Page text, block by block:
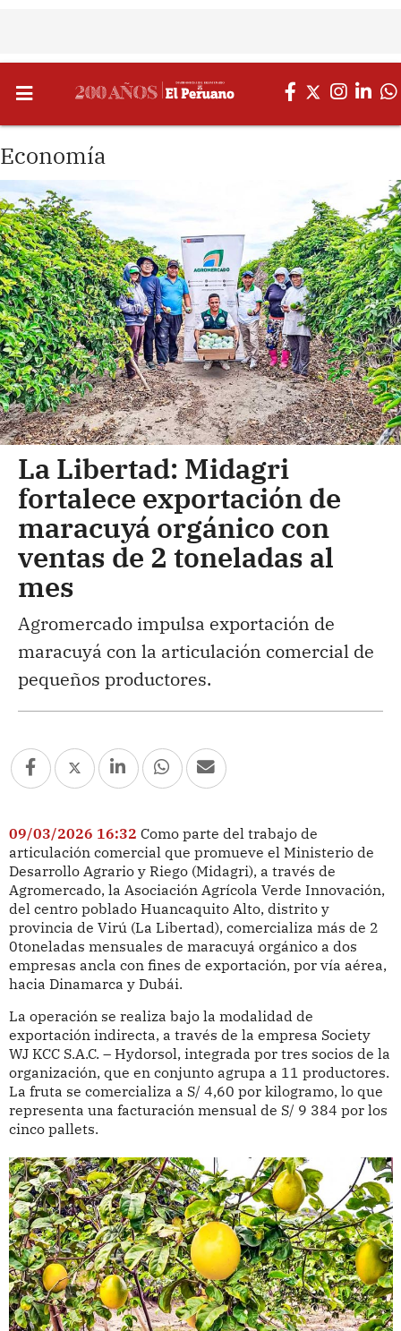
Economía
La Libertad: Midagri
fortalece exportación de
maracuyá orgánico con
ventas de 2 toneladas al
mes
Agromercado impulsa exportación de
maracuyá con la articulación comercial de
pequeños productores.
09/03/2026 16:32 Como parte del trabajo de
articulación comercial que promueve el Ministerio de
Desarrollo Agrario y Riego (Midagri), a través de
Agromercado, la Asociación Agrícola Verde Innovación,
del centro poblado Huancaquito Alto, distrito y
provincia de Virú (La Libertad), comercializa más de 2
0toneladas mensuales de maracuyá orgánico a dos
empresas ancla con fines de exportación, por vía aérea,
hacia Dinamarca y Dubái.
La operación se realiza bajo la modalidad de
exportación indirecta, a través de la empresa Society
WJ KCC S.A.C. – Hydorsol, integrada por tres socios de la
organización, que en conjunto agrupa a 11 productores.
La fruta se comercializa a S/ 4,60 por kilogramo, lo que
representa una facturación mensual de S/ 9 384 por los
cinco pallets.